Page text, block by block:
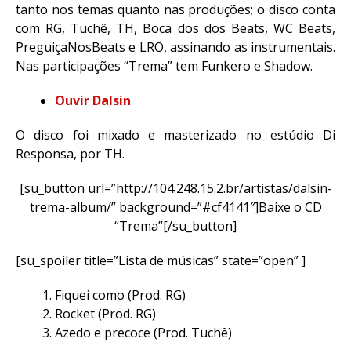
tanto nos temas quanto nas produções; o disco conta
com RG, Tuchê, TH, Boca dos dos Beats, WC Beats,
PreguiçaNosBeats e LRO, assinando as instrumentais.
Nas participações “Trema” tem Funkero e Shadow.
Ouvir Dalsin
O disco foi mixado e masterizado no estúdio Di
Responsa, por TH.
[su_button url=”http://104.248.15.2.br/artistas/dalsin-
trema-album/” background=”#cf4141″]Baixe o CD
“Trema”[/su_button]
[su_spoiler title=”Lista de músicas” state=”open” ]
Fiquei como (Prod. RG)
Rocket (Prod. RG)
Azedo e precoce (Prod. Tuchê)